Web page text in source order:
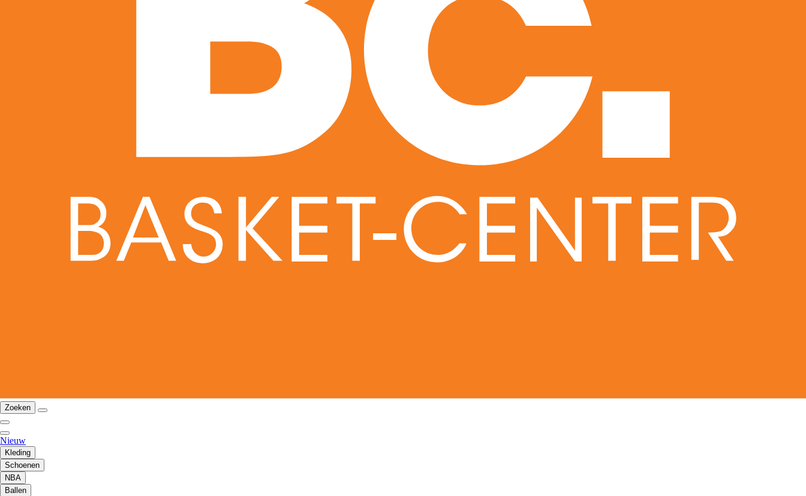
Zoeken
Nieuw
Kleding
Schoenen
NBA
Ballen